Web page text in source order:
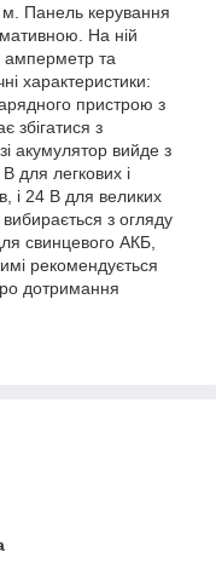
Панель керування
На ній
амперметр та
характеристики:
пристрою з
з
акумулятор вийде з
для легкових і
і 24 В для великих
з огляду
свинцевого АКБ,
рекомендується
дотримання